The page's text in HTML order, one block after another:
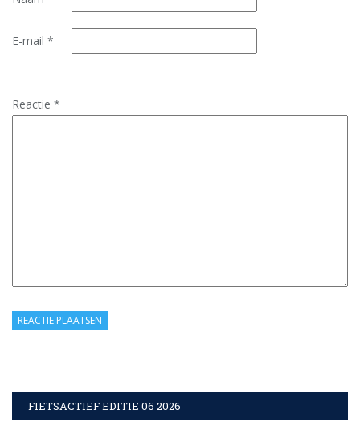
E-mail *
Reactie *
FIETSACTIEF EDITIE 06 2026